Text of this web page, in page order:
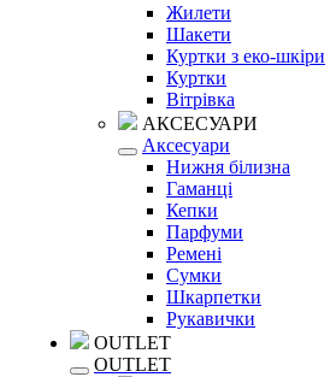
Жилети
Шакети
Куртки з еко-шкіри
Куртки
Вітрівка
АКСЕСУАРИ
Аксесуари
Нижня білизна
Гаманці
Кепки
Парфуми
Ремені
Сумки
Шкарпетки
Рукавички
OUTLET
OUTLET